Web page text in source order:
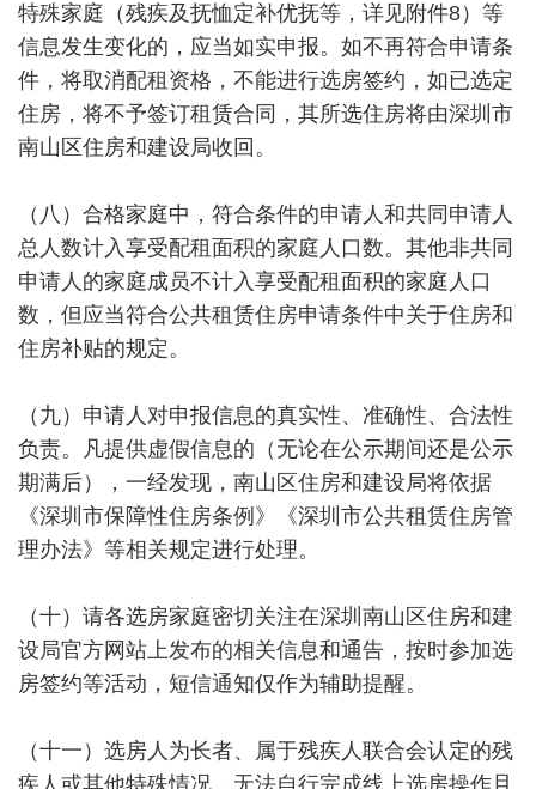
特殊家庭（残疾及抚恤定补优抚等，详见附件8）等
信息发生变化的，应当如实申报。如不再符合申请条
件，将取消配租资格，不能进行选房签约，如已选定
住房，将不予签订租赁合同，其所选住房将由深圳市
南山区住房和建设局收回。
（八）合格家庭中，符合条件的申请人和共同申请人
总人数计入享受配租面积的家庭人口数。其他非共同
申请人的家庭成员不计入享受配租面积的家庭人口
数，但应当符合公共租赁住房申请条件中关于住房和
住房补贴的规定。
（九）申请人对申报信息的真实性、准确性、合法性
负责。凡提供虚假信息的（无论在公示期间还是公示
期满后），一经发现，南山区住房和建设局将依据
《深圳市保障性住房条例》《深圳市公共租赁住房管
理办法》等相关规定进行处理。
（十）请各选房家庭密切关注在深圳南山区住房和建
设局官方网站上发布的相关信息和通告，按时参加选
房签约等活动，短信通知仅作为辅助提醒。
（十一）选房人为长者、属于残疾人联合会认定的残
疾人或其他特殊情况，无法自行完成线上选房操作且